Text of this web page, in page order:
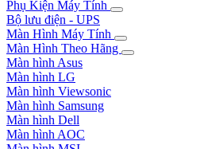
Phụ Kiện Máy Tính
Bộ lưu điện - UPS
Màn Hình Máy Tính
Màn Hình Theo Hãng
Màn hình Asus
Màn hình LG
Màn hình Viewsonic
Màn hình Samsung
Màn hình Dell
Màn hình AOC